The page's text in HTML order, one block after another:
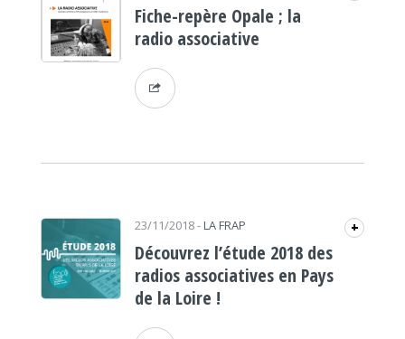
Fiche-repère Opale ; la
radio associative
23/11/2018- LA FRAP +
Découvrez l’étude 2018 des
radios associatives en Pays
de la Loire !